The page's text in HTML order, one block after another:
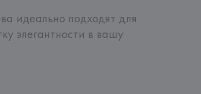
идеально подходят для
элегантности в вашу